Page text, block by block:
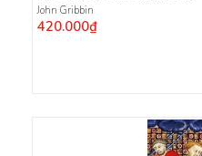
John Gribbin
420.000₫